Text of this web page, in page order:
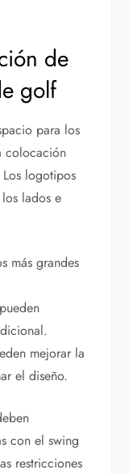
de
golf
para los
colocación
logotipos
lados e
más grandes
mejorar la
el diseño.
con el swing
restricciones